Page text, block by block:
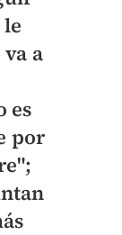
a
es
por